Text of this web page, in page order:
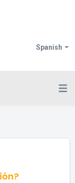
Spanish